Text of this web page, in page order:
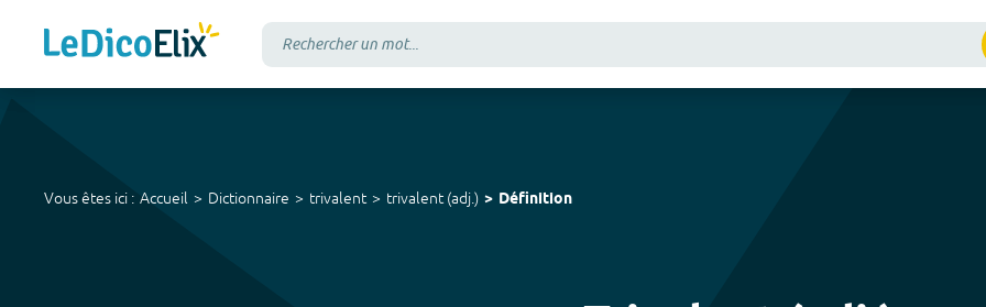
Vous êtes ici : Accueil Dictionnaire trivalent trivalent (adj.) Définition